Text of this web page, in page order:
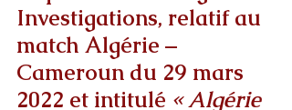
Investigations, relatif au
match Algérie –
Cameroun du 29 mars
2022 et intitulé « Algérie